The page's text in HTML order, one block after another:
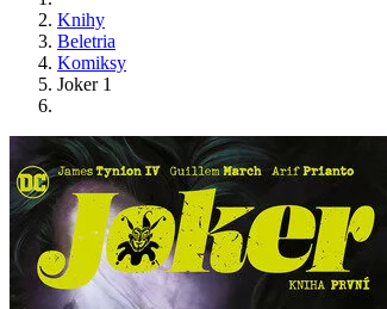
Knihy
Beletria
Komiksy
Joker 1